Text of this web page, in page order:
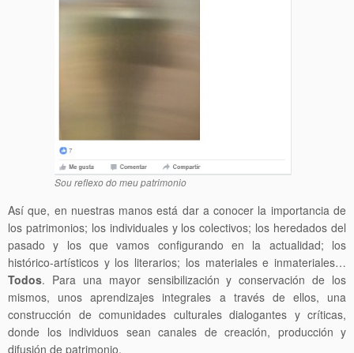
Sou reflexo do meu patrimonio
Así que, en nuestras manos está dar a conocer la importancia de
los patrimonios; los individuales y los colectivos; los heredados del
pasado y los que vamos configurando en la actualidad; los
histórico-artísticos y los literarios; los materiales e inmateriales…
Todos. Para una mayor sensibilización y conservación de los
mismos, unos aprendizajes integrales a través de ellos, una
construcción de comunidades culturales dialogantes y críticas,
donde los individuos sean canales de creación, producción y
difusión de patrimonio.